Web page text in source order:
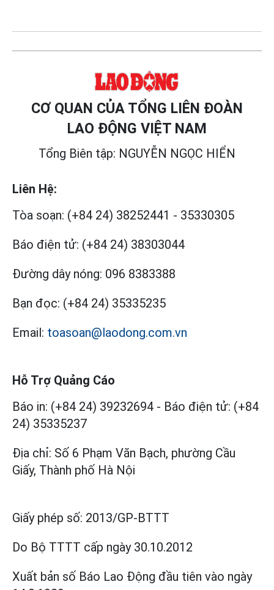
CƠ QUAN CỦA TỔNG LIÊN ĐOÀN
LAO ĐỘNG VIỆT NAM
Tổng Biên tập: NGUYỄN NGỌC HIỂN
Liên Hệ:
Tòa soạn: (+84 24) 38252441 - 35330305
Báo điện tử: (+84 24) 38303044
Đường dây nóng: 096 8383388
Bạn đọc: (+84 24) 35335235
Email: toasoan@laodong.com.vn
Hỗ Trợ Quảng Cáo
Báo in: (+84 24) 39232694 - Báo điện tử: (+84
24) 35335237
Địa chỉ: Số 6 Phạm Văn Bạch, phường Cầu
Giấy, Thành phố Hà Nội
Giấy phép số: 2013/GP-BTTT
Do Bộ TTTT cấp ngày 30.10.2012
Xuất bản số Báo Lao Động đầu tiên vào ngày